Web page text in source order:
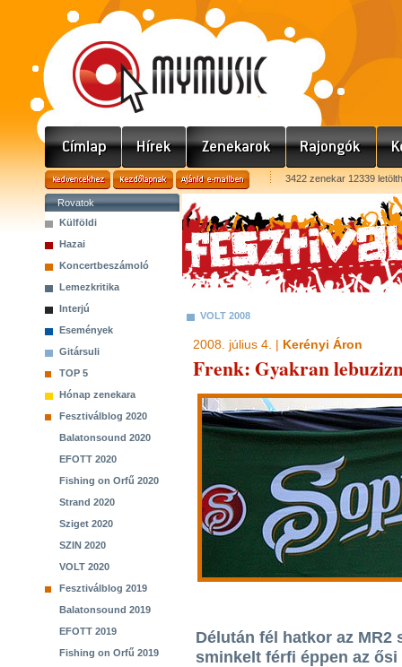
3422 zenekar 12339
Rovatok
Külföldi
Hazai
Koncertbeszámoló
Lemezkritika
Interjú
Események
Gitársuli
TOP 5
Hónap zenekara
Fesztiválblog 2020
Balatonsound 2020
EFOTT 2020
Fishing on Orfű 2020
Strand 2020
Sziget 2020
SZIN 2020
VOLT 2020
Fesztiválblog 2019
Balatonsound 2019
EFOTT 2019
Fishing on Orfű 2019
VOLT 2008
2008. július 4. | Kerényi Áron
Frenk: Gyakran
Délután fél hatkor az
sminkelt férfi éppen az